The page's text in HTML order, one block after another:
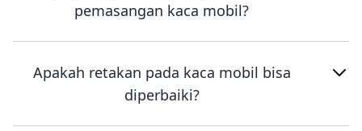
pemasangan kaca mobil?
Apakah retakan pada kaca mobil bisa
diperbaiki?